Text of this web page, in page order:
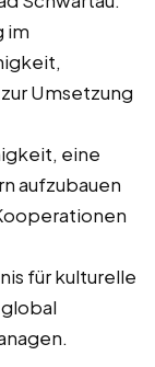
im
Umsetzung
eine
aufzubauen
für kulturelle